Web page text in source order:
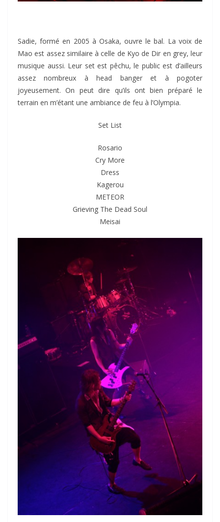
Sadie, formé en 2005 à Osaka, ouvre le bal. La voix de
Mao est assez similaire à celle de Kyo de Dir en grey, leur
musique aussi. Leur set est pêchu, le public est d’ailleurs
assez nombreux à head banger et à pogoter
joyeusement. On peut dire qu’ils ont bien préparé le
terrain en m’étant une ambiance de feu à l’Olympia.
Set List
Rosario
Cry More
Dress
Kagerou
METEOR
Grieving The Dead Soul
Meisai